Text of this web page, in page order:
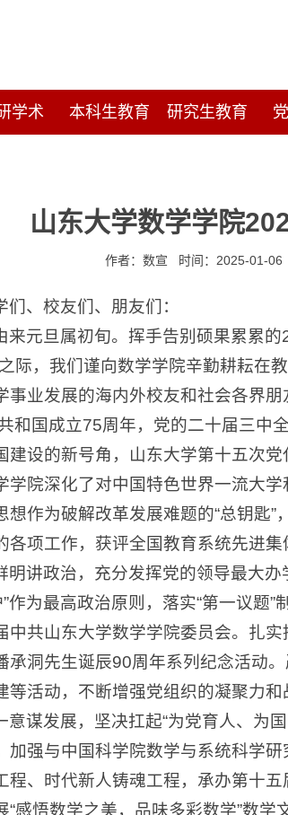
学术 本科生教育 研究生教育
山东大学数学学院
作者：数宣 时间：2025-01-06
、校友们、朋友们：
来元旦属初旬。挥手告别硕果累累
际，我们谨向数学学院辛勤耕耘在
事业发展的海内外校友和社会各界朋
和国成立75周年，党的二十届三中
建设的新号角，山东大学第十五次
学院深化了对中国特色世界一流大
作为破解改革发展难题的“总钥匙”
项工作，获评全国教育系统先进集
明讲政治，充分发挥党的领导最大
作为最高政治原则，落实“第一议题
中共山东大学数学学院委员会。扎
承洞先生诞辰90周年系列纪念活动
活动，不断增强党组织的凝聚力和
意谋发展，坚决扛起“为党育人、为
加强与中国科学院数学与系统科学
程、时代新人铸魂工程，承办第十
感悟数学之美，品味多彩数学”数学